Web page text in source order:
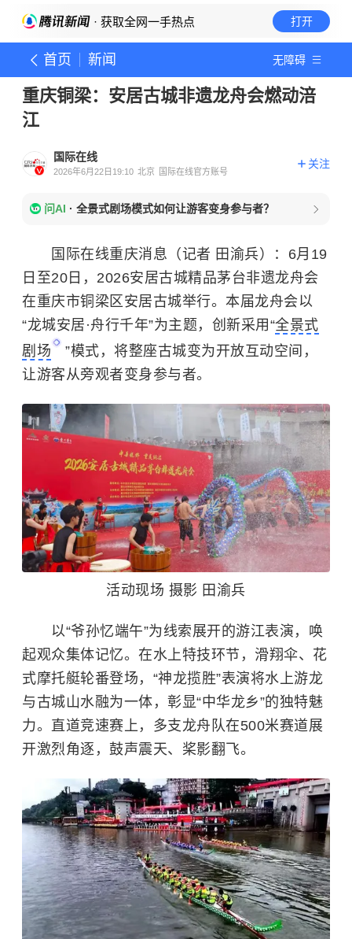
· 获取全网一手热点 打开
首页 新闻 无障碍
重庆铜梁：安居古城非遗龙舟会燃动涪
江
国际在线
2026年6月22日19:10 北京 国际在线官方账号
关注
问AI · 全景式剧场模式如何让游客变身参与者？
国际在线重庆消息（记者 田渝兵）：6月19
日至20日，2026安居古城精品茅台非遗龙舟会
在重庆市铜梁区安居古城举行。本届龙舟会以
“龙城安居·舟行千年”为主题，创新采用“全景式
剧场
”模式，将整座古城变为开放互动空间，
让游客从旁观者变身参与者。
活动现场 摄影 田渝兵
以“爷孙忆端午”为线索展开的游江表演，唤
起观众集体记忆。在水上特技环节，滑翔伞、花
式摩托艇轮番登场，“神龙揽胜”表演将水上游龙
与古城山水融为一体，彰显“中华龙乡”的独特魅
力。直道竞速赛上，多支龙舟队在500米赛道展
开激烈角逐，鼓声震天、桨影翻飞。